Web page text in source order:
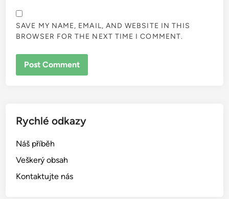
SAVE MY NAME, EMAIL, AND WEBSITE IN THIS
BROWSER FOR THE NEXT TIME I COMMENT.
Rychlé odkazy
Náš příběh
Veškerý obsah
Kontaktujte nás